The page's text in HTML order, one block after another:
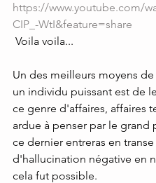
https://www.youtube.com/
CIP_-WtI&feature=share
Voila voila...
Un des meilleurs moyens
un individu puissant est de
ce genre d'affaires, affaires
ardue à penser par le grand
ce dernier entreras en transe
d'hallucination négative en
cela fut possible.